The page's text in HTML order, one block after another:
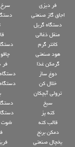
فر دیزی
اجاق گاز صنعتی
دستگاه گریل
منقل ذغالی
کانتر گرم
هود صنعتی
گرمکن غذا
دوغ ساز
خلال کن
ترولی آبچکان
سیخ
کته پز
قالب کته
دمکن برنج
یخچال صنعتی
فر
شوت